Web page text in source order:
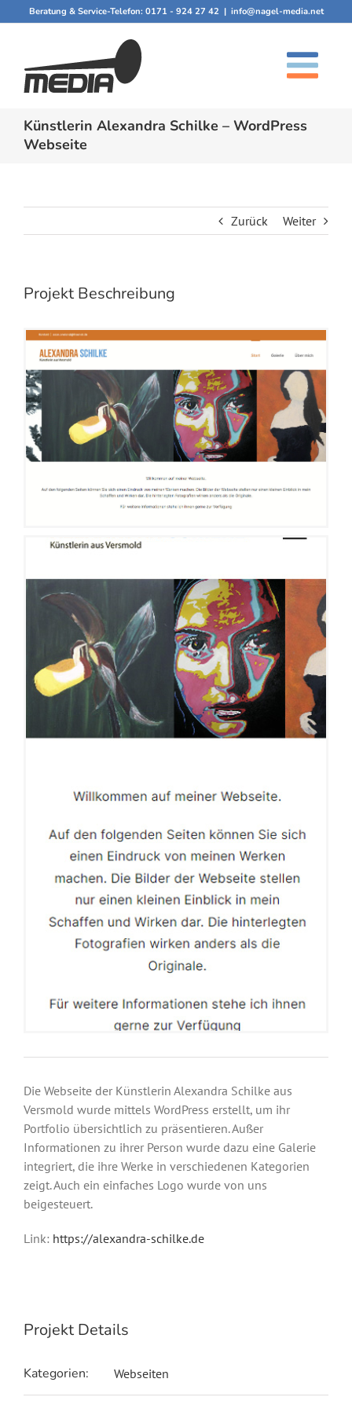
Inhalt
Beratung & Service-Telefon: 0171 - 924 27 42 | info@nagel-media.net
Künstlerin Alexandra Schilke – WordPress
Webseite
Zurück Weiter
Projekt Beschreibung
Die Webseite der Künstlerin Alexandra Schilke aus
Versmold wurde mittels WordPress erstellt, um ihr
Portfolio übersichtlich zu präsentieren. Außer
Informationen zu ihrer Person wurde dazu eine Galerie
integriert, die ihre Werke in verschiedenen Kategorien
zeigt. Auch ein einfaches Logo wurde von uns
beigesteuert.
Link: https://alexandra-schilke.de
Projekt Details
Kategorien: Webseiten